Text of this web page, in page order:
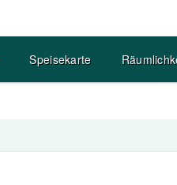
Speisekarte